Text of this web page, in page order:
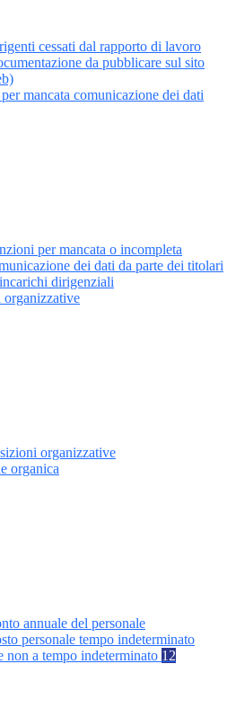
cessati dal rapporto di lavoro
da pubblicare sul sito
mancata comunicazione dei dati
per mancata o incompleta
dei dati da parte dei titolari
dirigenziali
organizzative
organizzative
organica
annuale del personale
personale tempo indeterminato
non a tempo indeterminato 12